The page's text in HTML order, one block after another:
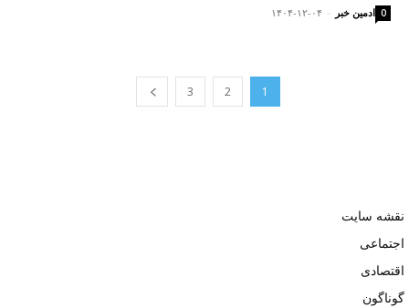
ادمین خبر - ۱۴۰۴-۱۲-۰۴ 0
1
2
3
نقشه سایت
اجتماعی
اقتصادی
گوناگون